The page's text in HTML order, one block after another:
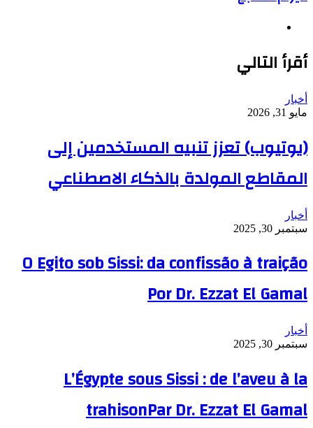
أقرأ التالي
أخبار
مايو 31, 2026
(يوتيوب) تعزز تنبيه المستخدمين إلى
المقاطع المولدة بالذكاء الاصطناعي
أخبار
سبتمبر 30, 2025
O Egito sob Sissi: da confissão à traição
Por Dr. Ezzat El Gamal
أخبار
سبتمبر 30, 2025
L’Égypte sous Sissi : de l’aveu à la
trahisonPar Dr. Ezzat El Gamal